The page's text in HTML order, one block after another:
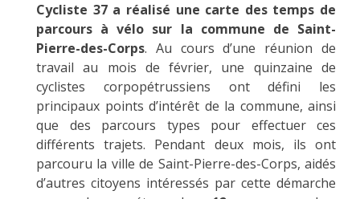
Cycliste 37 a réalisé une carte des temps de
parcours à vélo sur la commune de Saint-
Pierre-des-Corps. Au cours d’une réunion de
travail au mois de février, une quinzaine de
cyclistes corpopétrussiens ont défini les
principaux points d’intérêt de la commune, ainsi
que des parcours types pour effectuer ces
différents trajets. Pendant deux mois, ils ont
parcouru la ville de Saint-Pierre-des-Corps, aidés
d’autres citoyens intéressés par cette démarche